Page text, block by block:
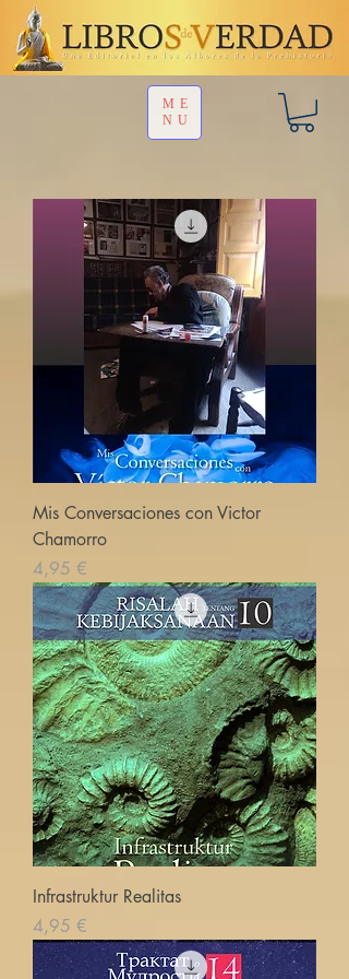
ME
NU
Mis Conversaciones con Victor
Chamorro
Cena
4,95 €
Infrastruktur Realitas
Cena
4,95 €